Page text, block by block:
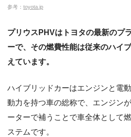
参考： toyota.jp
プリウスPHVはトヨタの最新のプ
ーで、その燃費性能は従来のハイ
えています。
ハイブリッドカーはエンジンと電
動力を持つ車の総称で、エンジン
ーターで補うことで車全体として
ステムです。